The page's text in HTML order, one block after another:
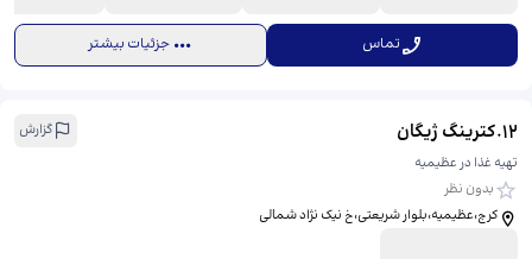
تماس جزئیات بیشتر
12
.کترینگ ژیگان
گزارش
تهیه غذا در عظیمیه
بدون نظر
کرج،عظیمیه،بلوار شریعتی،خ نیک نژاد شمالی